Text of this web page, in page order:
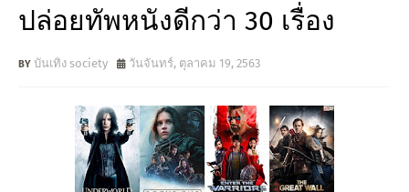
ปล่อยทัพหนังดีกว่า 30 เรื่อง
บันเทิง society วันจันทร์, ตุลาคม 19, 2563